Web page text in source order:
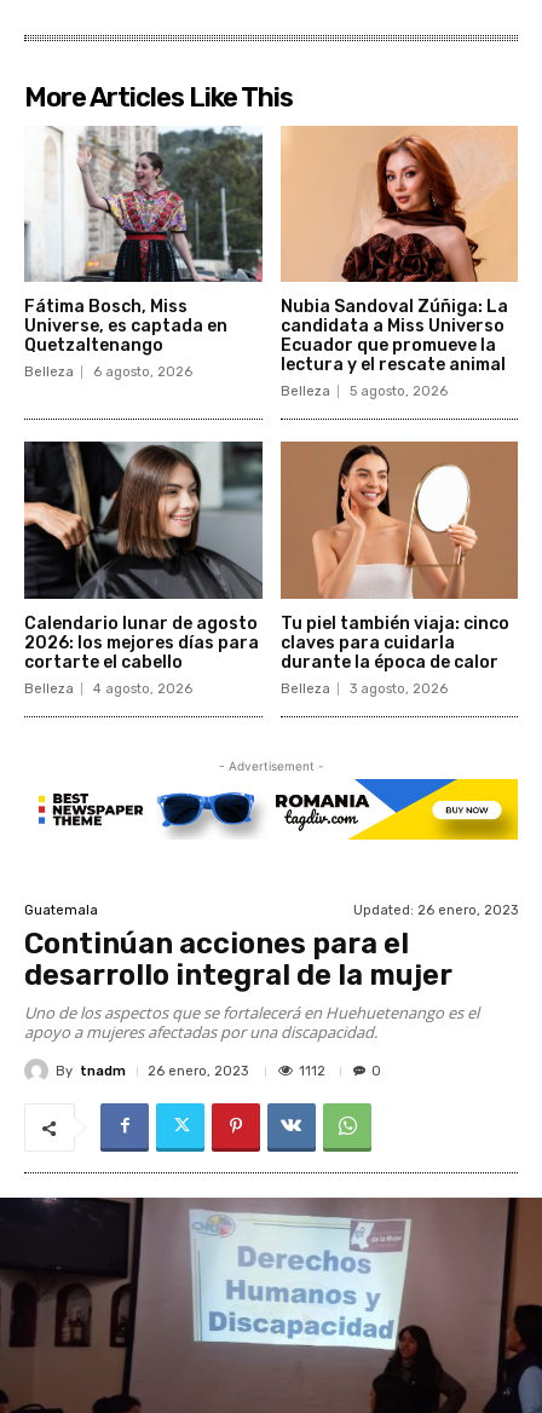
More Articles Like This
Fátima Bosch, Miss
Universe, es captada en
Quetzaltenango
Belleza 6 agosto, 2026
Nubia Sandoval Zúñiga: La
candidata a Miss Universo
Ecuador que promueve la
lectura y el rescate animal
Belleza 5 agosto, 2026
Calendario lunar de agosto
2026: los mejores días para
cortarte el cabello
Belleza 4 agosto, 2026
Tu piel también viaja: cinco
claves para cuidarla
durante la época de calor
Belleza 3 agosto, 2026
- Advertisement -